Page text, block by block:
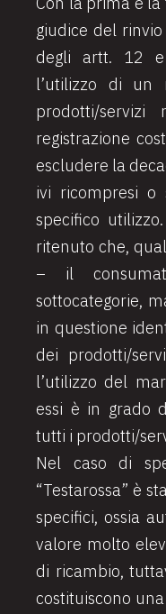
giudice del rinvio
degli artt. 12
l’utilizzo di un
prodotti/
registrazione
escludere la
ivi ricompresi o
specifico
ritenuto che,
– il
sottocategorie,
in questione
dei prodotti/
l’utilizzo del
essi è in grado
tutti i prodotti/
Nel caso di
“Testarossa” è
specifici, ossia
valore molto
di ricambio,
costituiscono